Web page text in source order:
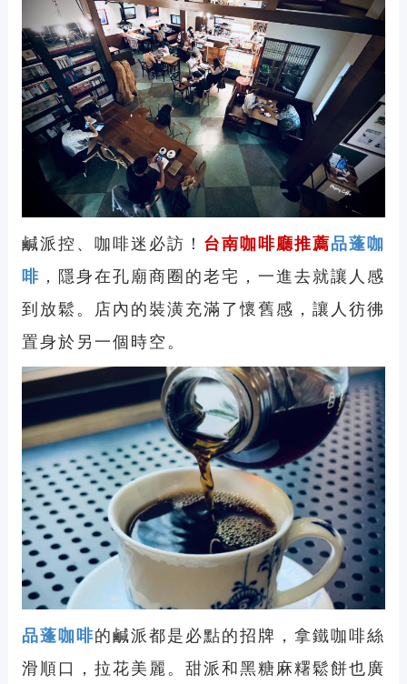
鹹派控、咖啡迷必訪！ 台南咖啡廳推薦品蓬咖
啡 ，隱身在孔廟商圈的老宅，一進去就讓人感
到放鬆。店內的裝潢充滿了懷舊感，讓人彷彿
置身於另一個時空。
品蓬咖啡的鹹派都是必點的招牌，拿鐵咖啡絲
滑順口，拉花美麗。甜派和黑糖麻糬鬆餅也廣